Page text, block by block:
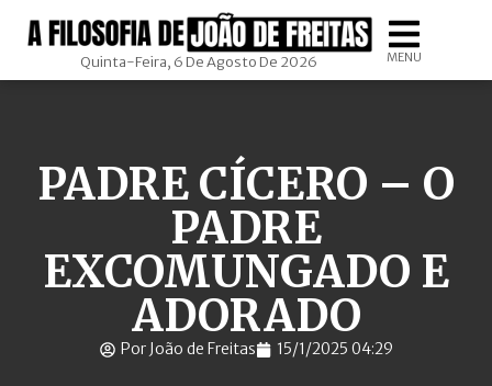
Quinta-Feira, 6 De Agosto De 2026 MENU
PADRE CÍCERO – O
PADRE
EXCOMUNGADO E
ADORADO
Por João de Freitas 15/1/2025 04:29